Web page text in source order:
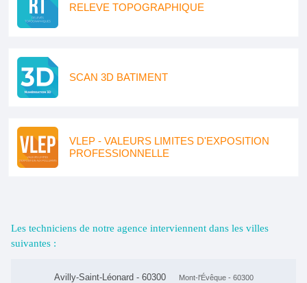
RELEVE TOPOGRAPHIQUE
SCAN 3D BATIMENT
VLEP - VALEURS LIMITES D'EXPOSITION
PROFESSIONNELLE
Les techniciens de notre agence interviennent dans les villes
suivantes :
Avilly-Saint-Léonard - 60300 Mont-l'Évêque - 60300